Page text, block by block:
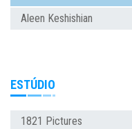
Aleen Keshishian
ESTÚDIO
1821 Pictures